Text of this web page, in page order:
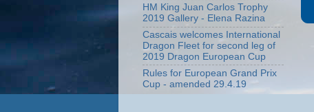
HM King Juan Carlos Trophy
2019 Gallery - Elena Razina
Cascais welcomes International
Dragon Fleet for second leg of
2019 Dragon European Cup
Rules for European Grand Prix
Cup - amended 29.4.19